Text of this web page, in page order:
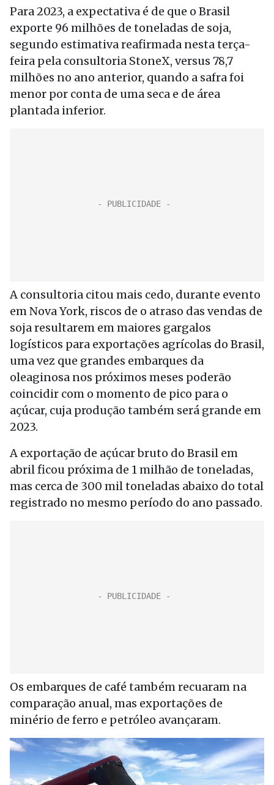
Para 2023, a expectativa é de que o Brasil
exporte 96 milhões de toneladas de soja,
segundo estimativa reafirmada nesta terça-
feira pela consultoria StoneX, versus 78,7
milhões no ano anterior, quando a safra foi
menor por conta de uma seca e de área
plantada inferior.
A consultoria citou mais cedo, durante evento
em Nova York, riscos de o atraso das vendas de
soja resultarem em maiores gargalos
logísticos para exportações agrícolas do Brasil,
uma vez que grandes embarques da
oleaginosa nos próximos meses poderão
coincidir com o momento de pico para o
açúcar, cuja produção também será grande em
2023.
A exportação de açúcar bruto do Brasil em
abril ficou próxima de 1 milhão de toneladas,
mas cerca de 300 mil toneladas abaixo do total
registrado no mesmo período do ano passado.
Os embarques de café também recuaram na
comparação anual, mas exportações de
minério de ferro e petróleo avançaram.